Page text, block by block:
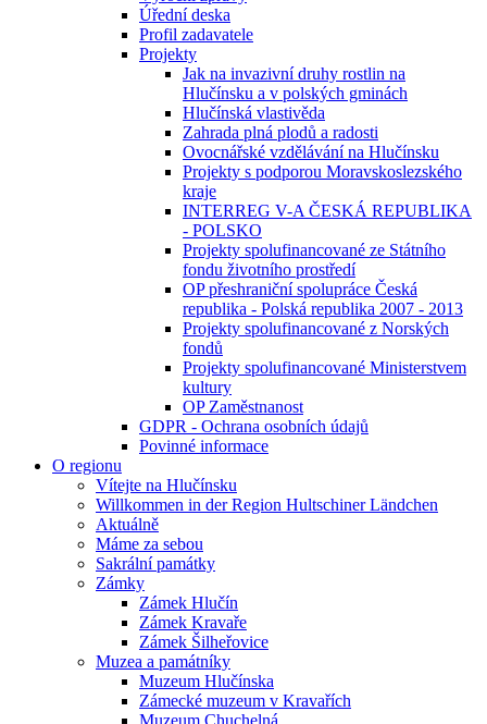
Úřední deska
Profil zadavatele
Projekty
Jak na invazivní druhy rostlin na
Hlučínsku a v polských gminách
Hlučínská vlastivěda
Zahrada plná plodů a radosti
Ovocnářské vzdělávání na Hlučínsku
Projekty s podporou Moravskoslezského
kraje
INTERREG V-A ČESKÁ REPUBLIKA
- POLSKO
Projekty spolufinancované ze Státního
fondu životního prostředí
OP přeshraniční spolupráce Česká
republika - Polská republika 2007 - 2013
Projekty spolufinancované z Norských
fondů
Projekty spolufinancované Ministerstvem
kultury
OP Zaměstnanost
GDPR - Ochrana osobních údajů
Povinné informace
O regionu
Vítejte na Hlučínsku
Willkommen in der Region Hultschiner Ländchen
Aktuálně
Máme za sebou
Sakrální památky
Zámky
Zámek Hlučín
Zámek Kravaře
Zámek Šilheřovice
Muzea a památníky
Muzeum Hlučínska
Zámecké muzeum v Kravařích
Muzeum Chuchelná